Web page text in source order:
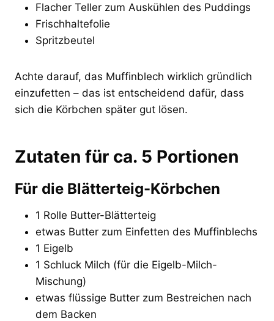
Flacher Teller zum Auskühlen des Puddings
Frischhaltefolie
Spritzbeutel
Achte darauf, das Muffinblech wirklich gründlich
einzufetten – das ist entscheidend dafür, dass
sich die Körbchen später gut lösen.
Zutaten für ca. 5 Portionen
Für die Blätterteig-Körbchen
1 Rolle Butter-Blätterteig
etwas Butter zum Einfetten des Muffinblechs
1 Eigelb
1 Schluck Milch (für die Eigelb-Milch-
Mischung)
etwas flüssige Butter zum Bestreichen nach
dem Backen